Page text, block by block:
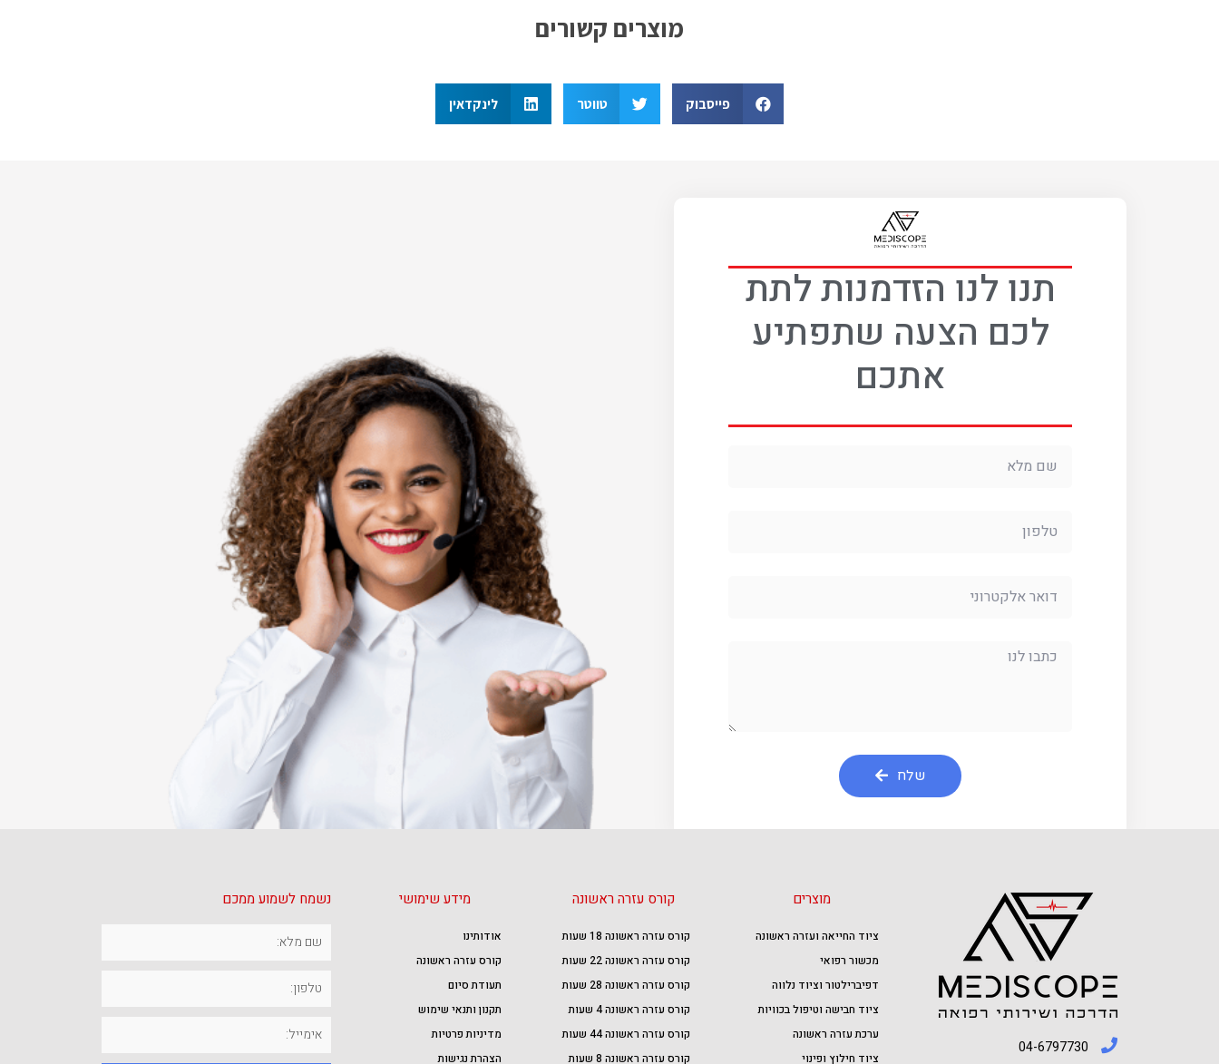
מוצרים קשורים
פייסבוק טווטר לינקדאין
תנו לנו הזדמנות לתת
לכם הצעה שתפתיע
אתכם
שלח
04-6797730
מוצרים
ציוד החייאה ועזרה ראשונה
מכשור רפואי
דפיברילטור וציוד נלווה
ציוד חבישה וטיפול בכוויות
ערכת עזרה ראשונה
ציוד חילוץ ופינוי
קורס עזרה ראשונה
קורס עזרה ראשונה 18 שעות
קורס עזרה ראשונה 22 שעות
קורס עזרה ראשונה 28 שעות
קורס עזרה ראשונה 4 שעות
קורס עזרה ראשונה 44 שעות
קורס עזרה ראשונה 8 שעות
מידע שימושי
אודותינו
קורס עזרה ראשונה
תעודת סיום
תקנון ותנאי שימוש
מדיניות פרטיות
הצהרת נגישות
נשמח לשמוע ממכם